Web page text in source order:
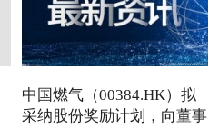
中国燃气（00384.HK）拟
采纳股份奖励计划，向董事